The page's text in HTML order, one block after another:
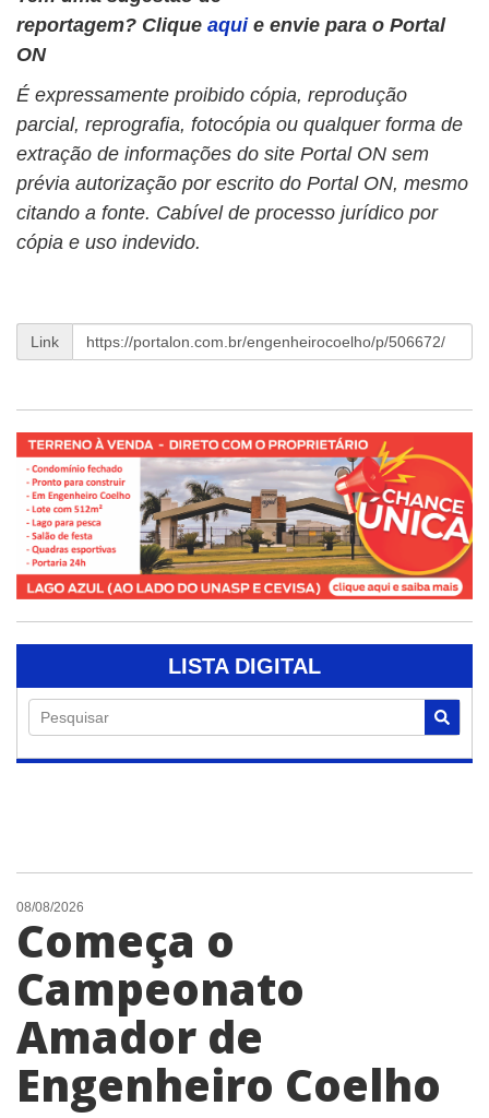
reportagem? Clique aqui e envie para o Portal
ON
É expressamente proibido cópia, reprodução
parcial, reprografia, fotocópia ou qualquer forma de
extração de informações do site Portal ON sem
prévia autorização por escrito do Portal ON, mesmo
citando a fonte. Cabível de processo jurídico por
cópia e uso indevido.
Link
LISTA DIGITAL
Pesquisar
08/08/2026
Começa o
Campeonato
Amador de
Engenheiro Coelho